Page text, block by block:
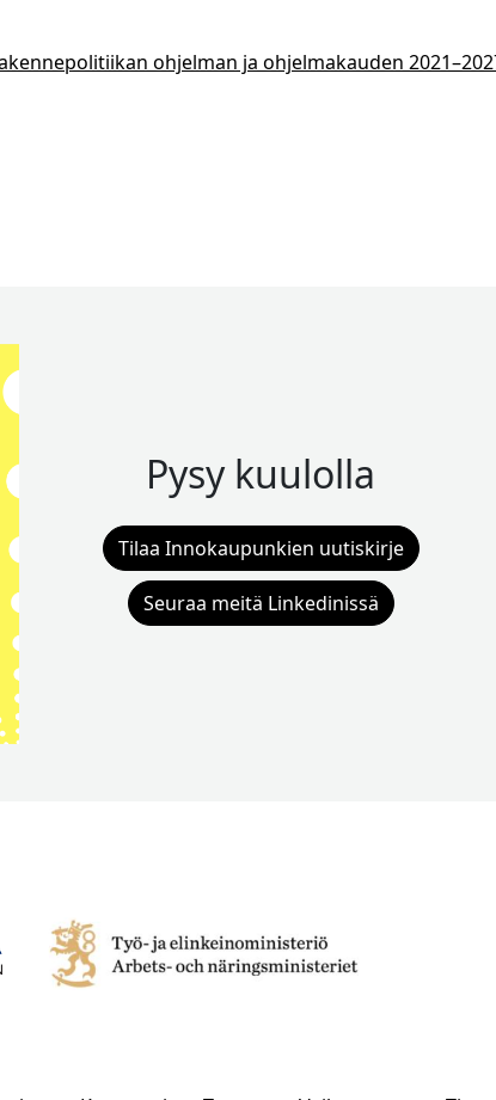
ohjelman ja ohjelmakauden
Pysy kuulolla
Tilaa Innokaupunkien uutiskirje
Seuraa meitä Linkedinissä